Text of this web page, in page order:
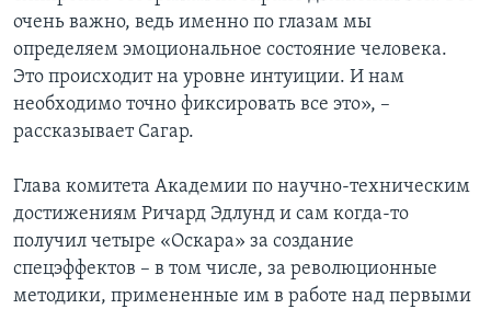
очень важно, ведь именно по глазам мы
определяем эмоциональное состояние человека.
Это происходит на уровне интуиции. И нам
необходимо точно фиксировать все это», –
рассказывает Сагар.
Глава комитета Академии по научно-техническим
достижениям Ричард Эдлунд и сам когда-то
получил четыре «Оскара» за создание
спецэффектов – в том числе, за революционные
методики, примененные им в работе над первыми